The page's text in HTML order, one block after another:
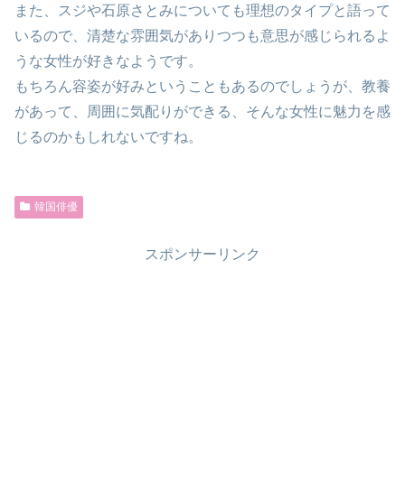
また、スジや石原さとみについても理想のタイプと語って
いるので、清楚な雰囲気がありつつも意思が感じられるよ
うな女性が好きなようです。
もちろん容姿が好みということもあるのでしょうが、教養
があって、周囲に気配りができる、そんな女性に魅力を感
じるのかもしれないですね。
韓国俳優
スポンサーリンク